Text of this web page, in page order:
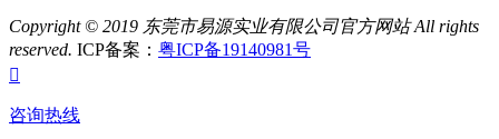
Copyright © 2019 东莞市易源实业有限公司官方网站 All rights
reserved. ICP备案： 粤ICP备19140981号

咨询热线